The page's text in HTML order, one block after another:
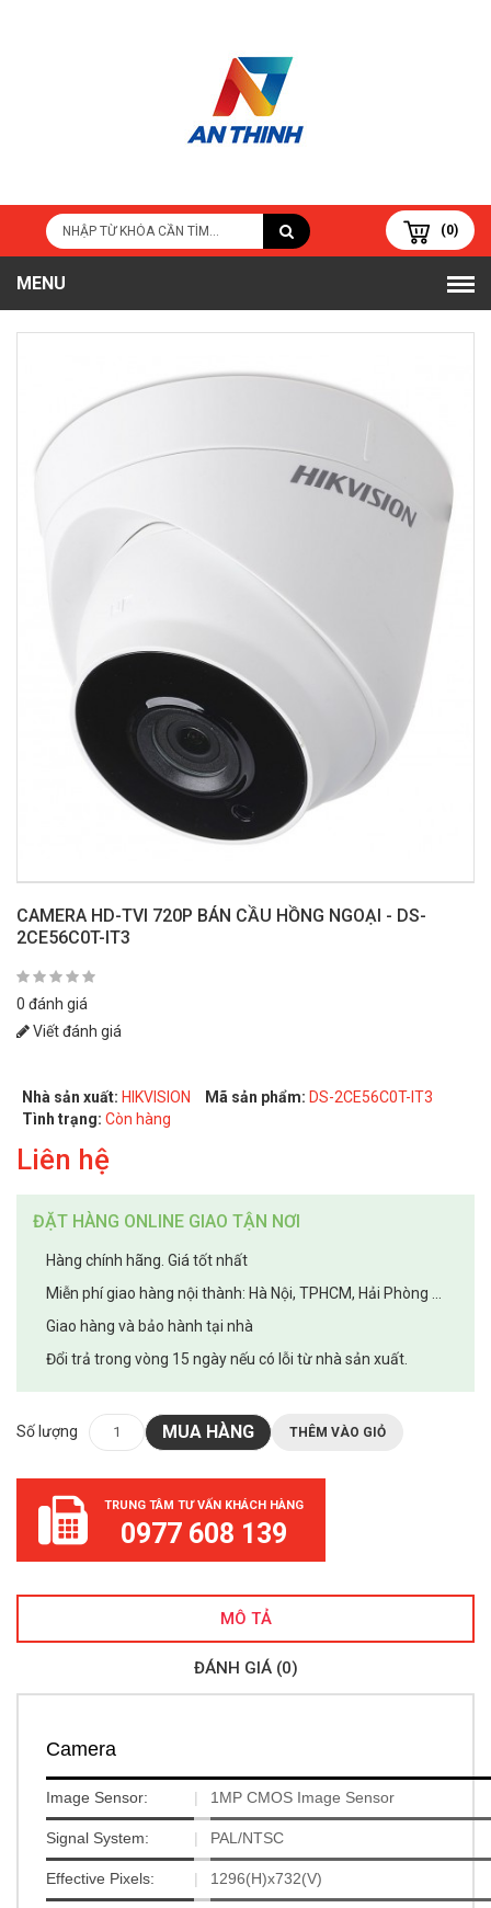
(0)
MENU
CAMERA HD-TVI 720P BÁN CẦU HỒNG NGOẠI - DS-
2CE56C0T-IT3
0 đánh giá
Viết đánh giá
Nhà sản xuất: HIKVISION Mã sản phẩm: DS-2CE56C0T-IT3
Tình trạng: Còn hàng
Liên hệ
ĐẶT HÀNG ONLINE GIAO TẬN NƠI
Hàng chính hãng. Giá tốt nhất
Miễn phí giao hàng nội thành: Hà Nội, TPHCM, Hải Phòng ...
Giao hàng và bảo hành tại nhà
Đổi trả trong vòng 15 ngày nếu có lỗi từ nhà sản xuất.
Số lượng MUA HÀNG THÊM VÀO GIỎ
TRUNG TÂM TƯ VẤN KHÁCH HÀNG
0977 608 139
MÔ TẢ
ĐÁNH GIÁ (0)
Camera
Image Sensor: | 1MP CMOS Image Sensor
Signal System: | PAL/NTSC
Effective Pixels: | 1296(H)x732(V)